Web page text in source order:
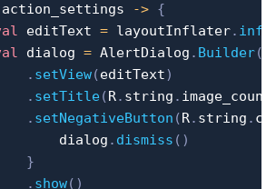
action_settings -> {
editText = layoutInflater.
dialog = AlertDialog . Builder(
. setView(editText)
. setTitle(R. string . image_count
. setNegativeButton (R. string .
dialog
. dismiss ( )
}
. show( )